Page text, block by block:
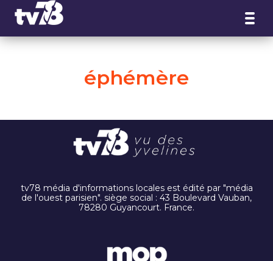
éphémère
tv78 média d'informations locales est édité par "média
de l'ouest parisien". siège social : 43 Boulevard Vauban,
78280 Guyancourt. France.
Panneau de gestion des cookies